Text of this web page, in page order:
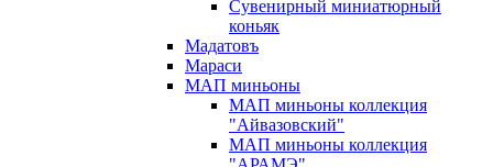
Сувенирный миниатюрный
коньяк
Мадатовъ
Мараси
МАП миньоны
МАП миньоны коллекция
"Айвазовский"
МАП миньоны коллекция